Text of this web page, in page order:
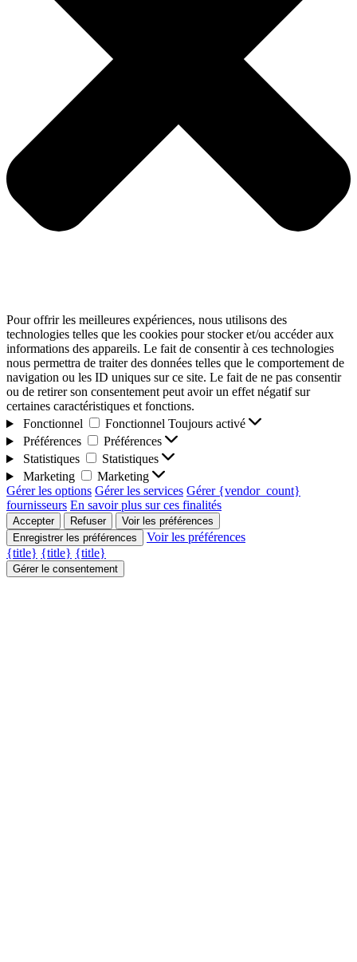
Pour offrir les meilleures expériences, nous utilisons des
technologies telles que les cookies pour stocker et/ou accéder aux
informations des appareils. Le fait de consentir à ces technologies
nous permettra de traiter des données telles que le comportement de
navigation ou les ID uniques sur ce site. Le fait de ne pas consentir
ou de retirer son consentement peut avoir un effet négatif sur
certaines caractéristiques et fonctions.
Fonctionnel
Fonctionnel Toujours activé
Préférences
Préférences
Statistiques
Statistiques
Marketing
Marketing
Gérer les options Gérer les services Gérer {vendor_count}
fournisseurs En savoir plus sur ces finalités
Accepter Refuser
Voir les préférences
Enregistrer les préférences
Voir les préférences
{title} {title} {title}
Gérer le consentement